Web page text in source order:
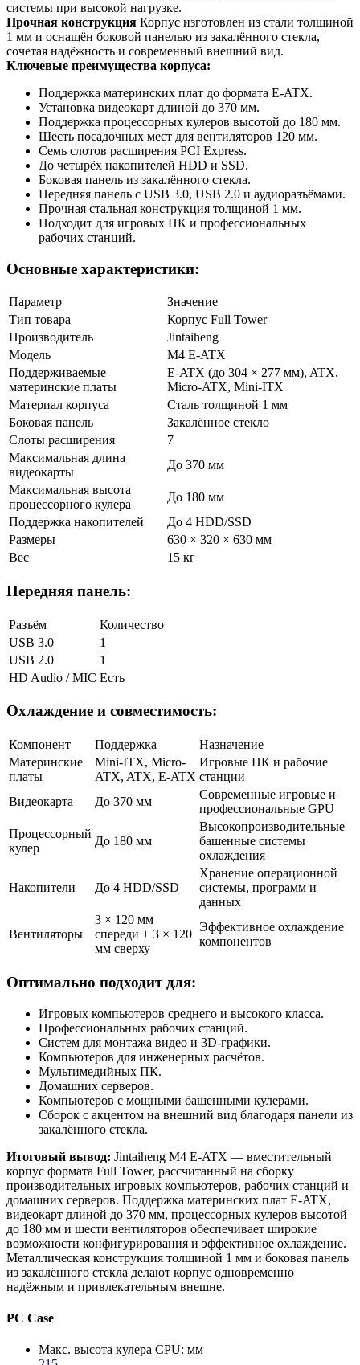
системы при высокой нагрузке.
Прочная конструкция Корпус изготовлен из стали толщиной
1 мм и оснащён боковой панелью из закалённого стекла,
сочетая надёжность и современный внешний вид.
Ключевые преимущества корпуса:
Поддержка материнских плат до формата E-ATX.
Установка видеокарт длиной до 370 мм.
Поддержка процессорных кулеров высотой до 180 мм.
Шесть посадочных мест для вентиляторов 120 мм.
Семь слотов расширения PCI Express.
До четырёх накопителей HDD и SSD.
Боковая панель из закалённого стекла.
Передняя панель с USB 3.0, USB 2.0 и аудиоразъёмами.
Прочная стальная конструкция толщиной 1 мм.
Подходит для игровых ПК и профессиональных
рабочих станций.
Основные характеристики:
Параметр
Значение
Тип товара
Корпус Full Tower
Производитель
Jintaiheng
Модель
M4 E-ATX
Поддерживаемые
материнские платы
E-ATX (до 304 × 277 мм), ATX,
Micro-ATX, Mini-ITX
Материал корпуса
Сталь толщиной 1 мм
Боковая панель
Закалённое стекло
Слоты расширения
7
Максимальная длина
видеокарты
До 370 мм
Максимальная высота
процессорного кулера
До 180 мм
Поддержка накопителей
До 4 HDD/SSD
Размеры
630 × 320 × 630 мм
Вес
15 кг
Передняя панель:
Разъём
Количество
USB 3.0
1
USB 2.0
1
HD Audio / MIC Есть
Охлаждение и совместимость:
Компонент Поддержка
Назначение
Материнские
платы
Mini-ITX, Micro-
ATX, ATX, E-ATX
Игровые ПК и рабочие
станции
Видеокарта
До 370 мм
Современные игровые и
профессиональные GPU
Процессорный
кулер
До 180 мм
Высокопроизводительные
башенные системы
охлаждения
Накопители До 4 HDD/SSD
Хранение операционной
системы, программ и
данных
Вентиляторы
3 × 120 мм
спереди + 3 × 120
мм сверху
Эффективное охлаждение
компонентов
Оптимально подходит для:
Игровых компьютеров среднего и высокого класса.
Профессиональных рабочих станций.
Систем для монтажа видео и 3D-графики.
Компьютеров для инженерных расчётов.
Мультимедийных ПК.
Домашних серверов.
Компьютеров с мощными башенными кулерами.
Сборок с акцентом на внешний вид благодаря панели из
закалённого стекла.
Итоговый вывод: Jintaiheng M4 E-ATX — вместительный
корпус формата Full Tower, рассчитанный на сборку
производительных игровых компьютеров, рабочих станций и
домашних серверов. Поддержка материнских плат E-ATX,
видеокарт длиной до 370 мм, процессорных кулеров высотой
до 180 мм и шести вентиляторов обеспечивает широкие
возможности конфигурирования и эффективное охлаждение.
Металлическая конструкция толщиной 1 мм и боковая панель
из закалённого стекла делают корпус одновременно
надёжным и привлекательным внешне.
PC Case
Макс. высота кулера CPU: мм